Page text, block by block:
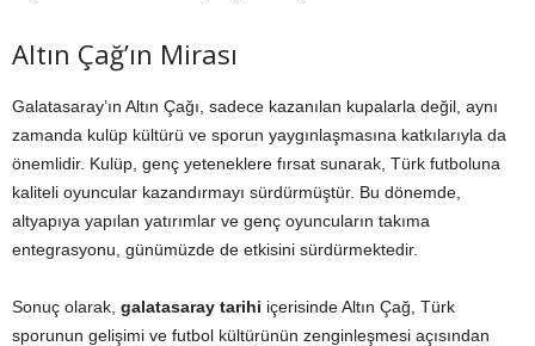
Altın Çağ’ın Mirası
Galatasaray’ın Altın Çağı, sadece kazanılan kupalarla değil, aynı
zamanda kulüp kültürü ve sporun yaygınlaşmasına katkılarıyla da
önemlidir. Kulüp, genç yeteneklere fırsat sunarak, Türk futboluna
kaliteli oyuncular kazandırmayı sürdürmüştür. Bu dönemde,
altyapıya yapılan yatırımlar ve genç oyuncuların takıma
entegrasyonu, günümüzde de etkisini sürdürmektedir.
Sonuç olarak, galatasaray tarihi içerisinde Altın Çağ, Türk
sporunun gelişimi ve futbol kültürünün zenginleşmesi açısından